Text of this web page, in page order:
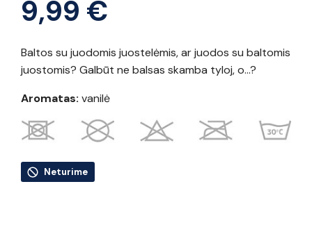
9,99 €
Baltos su juodomis juostelėmis, ar juodos su baltomis
juostomis? Galbūt ne balsas skamba tyloj, o…?
Aromatas: vanilė
Neturime